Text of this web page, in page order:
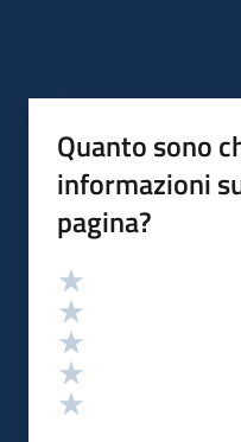
Quanto sono
informazioni
pagina?
Valutazione